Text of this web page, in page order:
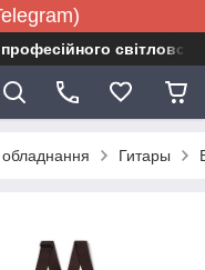
обладнання Гитары